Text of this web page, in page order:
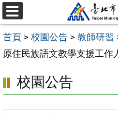
跳
至
主
要
容
區
選
單
首頁 > 校園公告 > 教師研習
原住民族語文教學支援工作
校園公告